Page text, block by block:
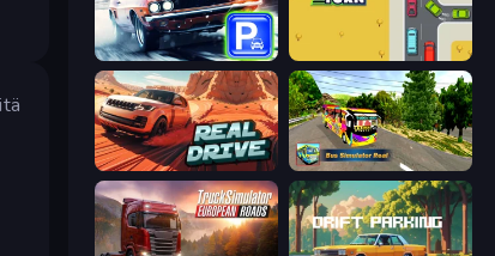
Real Car Parking
Real Drive 3D Parking Games Bus Simulator Real